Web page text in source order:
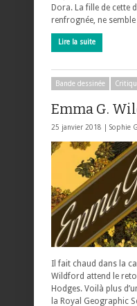
Dora. La fille de cette
renfrognée, ne
Lire la suite
Bande dessinée
Emma G.
25 janvier 2018 | Sophie
Il fait chaud dans la
Wildford attend le
Hodges. Voilà plus
la Royal Geographic